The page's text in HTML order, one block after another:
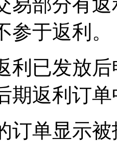
参于返利 。
利已发放
期返利订
订单显示